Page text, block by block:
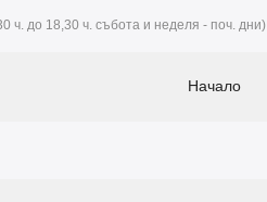
ч. до 18,30 ч. събота и неделя - поч. дни)
Начало